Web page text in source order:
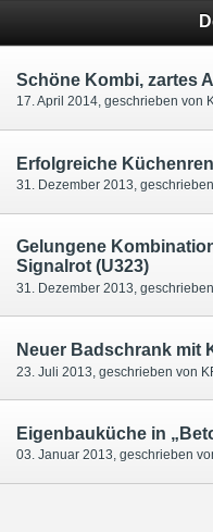
Schöne Kombi, zartes
17. April 2014, geschrieben von
Erfolgreiche
31. Dezember 2013,
Gelungene
Signalrot (U323)
31. Dezember 2013,
Neuer Badschrank mit
23. Juli 2013, geschrieben von
Eigenbauküche in
03. Januar 2013, geschrieben